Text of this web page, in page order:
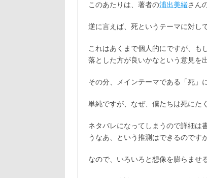
このあたりは、著者の浦出美緒さん
逆に言えば、死というテーマに対し
これはあくまで個人的にですが、も
落とした方が良いかなという意見を
その分、メインテーマである「死」
単純ですが、なぜ、僕たちは死にた
ネタバレになってしまうので詳細は
うなあ、という推測はできるのです
なので、いろいろと想像を膨らませ